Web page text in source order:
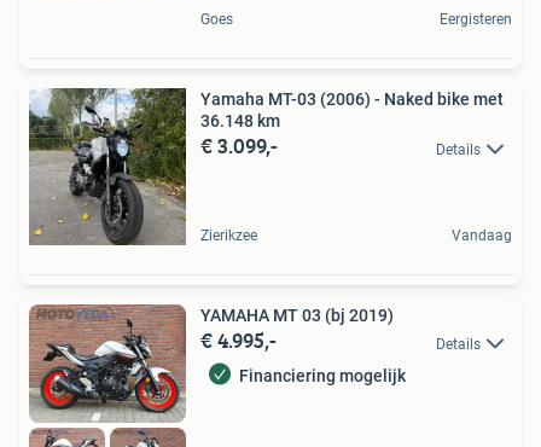
Goes Eergisteren
Yamaha MT-03 (2006) - Naked bike met
36.148 km
€ 3.099,- Details
Zierikzee Vandaag
YAMAHA MT 03 (bj 2019)
€ 4.995,- Details
Financiering mogelijk